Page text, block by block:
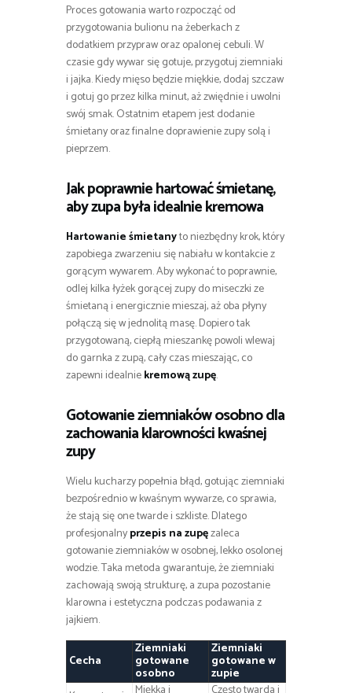
Proces gotowania warto rozpocząć od
przygotowania bulionu na żeberkach z
dodatkiem przypraw oraz opalonej cebuli. W
czasie gdy wywar się gotuje, przygotuj ziemniaki
i jajka. Kiedy mięso będzie miękkie, dodaj szczaw
i gotuj go przez kilka minut, aż zwiędnie i uwolni
swój smak. Ostatnim etapem jest dodanie
śmietany oraz finalne doprawienie zupy solą i
pieprzem.
Jak poprawnie hartować śmietanę,
aby zupa była idealnie kremowa
Hartowanie śmietanyto niezbędny krok, który
zapobiega zwarzeniu się nabiału w kontakcie z
gorącym wywarem. Aby wykonać to poprawnie,
odlej kilka łyżek gorącej zupy do miseczki ze
śmietaną i energicznie mieszaj, aż oba płyny
połączą się w jednolitą masę. Dopiero tak
przygotowaną, ciepłą mieszankę powoli wlewaj
do garnka z zupą, cały czas mieszając, co
zapewni idealniekremową zupę.
Gotowanie ziemniaków osobno dla
zachowania klarowności kwaśnej
zupy
Wielu kucharzy popełnia błąd, gotując ziemniaki
bezpośrednio w kwaśnym wywarze, co sprawia,
że stają się one twarde i szkliste. Dlatego
profesjonalnyprzepis na zupęzaleca
gotowanie ziemniaków w osobnej, lekko osolonej
wodzie. Taka metoda gwarantuje, że ziemniaki
zachowają swoją strukturę, a zupa pozostanie
klarowna i estetyczna podczas podawania z
jajkiem.
Cecha
Ziemniaki
gotowane
osobno
Ziemniaki
gotowane w
zupie